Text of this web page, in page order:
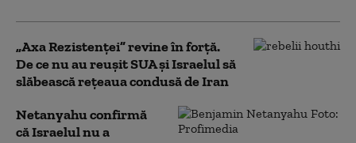
„Axa Rezistenței” revine în forță.
De ce nu au reușit SUA și Israelul să
slăbească rețeaua condusă de Iran
Netanyahu confirmă
că Israelul nu a